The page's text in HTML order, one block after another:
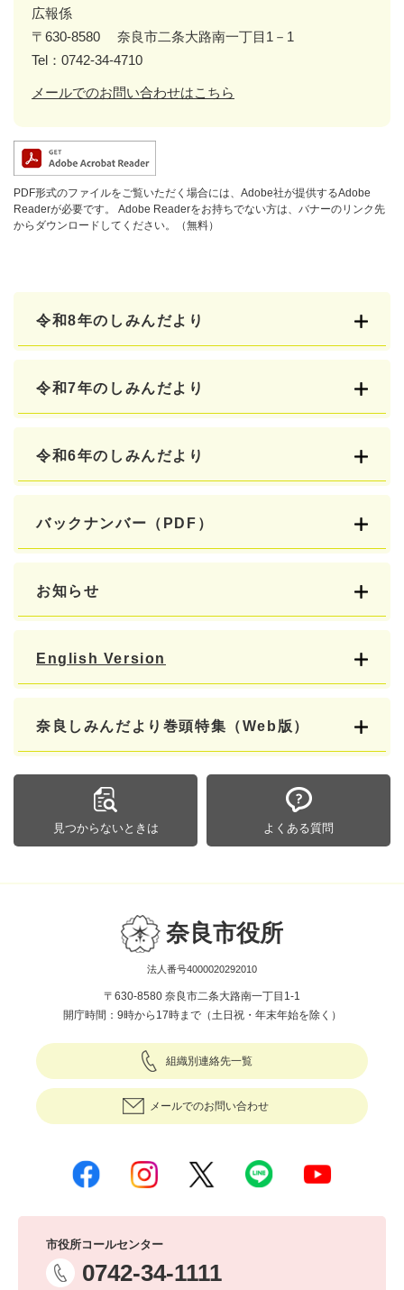
広報係
〒630-8580
奈良市二条大路南一丁目1－1
Tel：0742-34-4710
メールでのお問い合わせはこちら
PDF形式のファイルをご覧いただく場合には、Adobe社が提供するAdobe
Readerが必要です。
Adobe Readerをお持ちでない方は、バナーのリンク先
からダウンロードしてください。（無料）
令和8年のしみんだより
令和7年のしみんだより
令和6年のしみんだより
バックナンバー（PDF）
お知らせ
English Version
奈良しみんだより巻頭特集（Web版）
見つからないときは よくある質問
奈良市役所
法人番号4000020292010
〒630-8580 奈良市二条大路南一丁目1-1
開庁時間：9時から17時まで（土日祝・年末年始を除く）
組織別連絡先一覧
メールでのお問い合わせ
市役所コールセンター
0742-34-1111